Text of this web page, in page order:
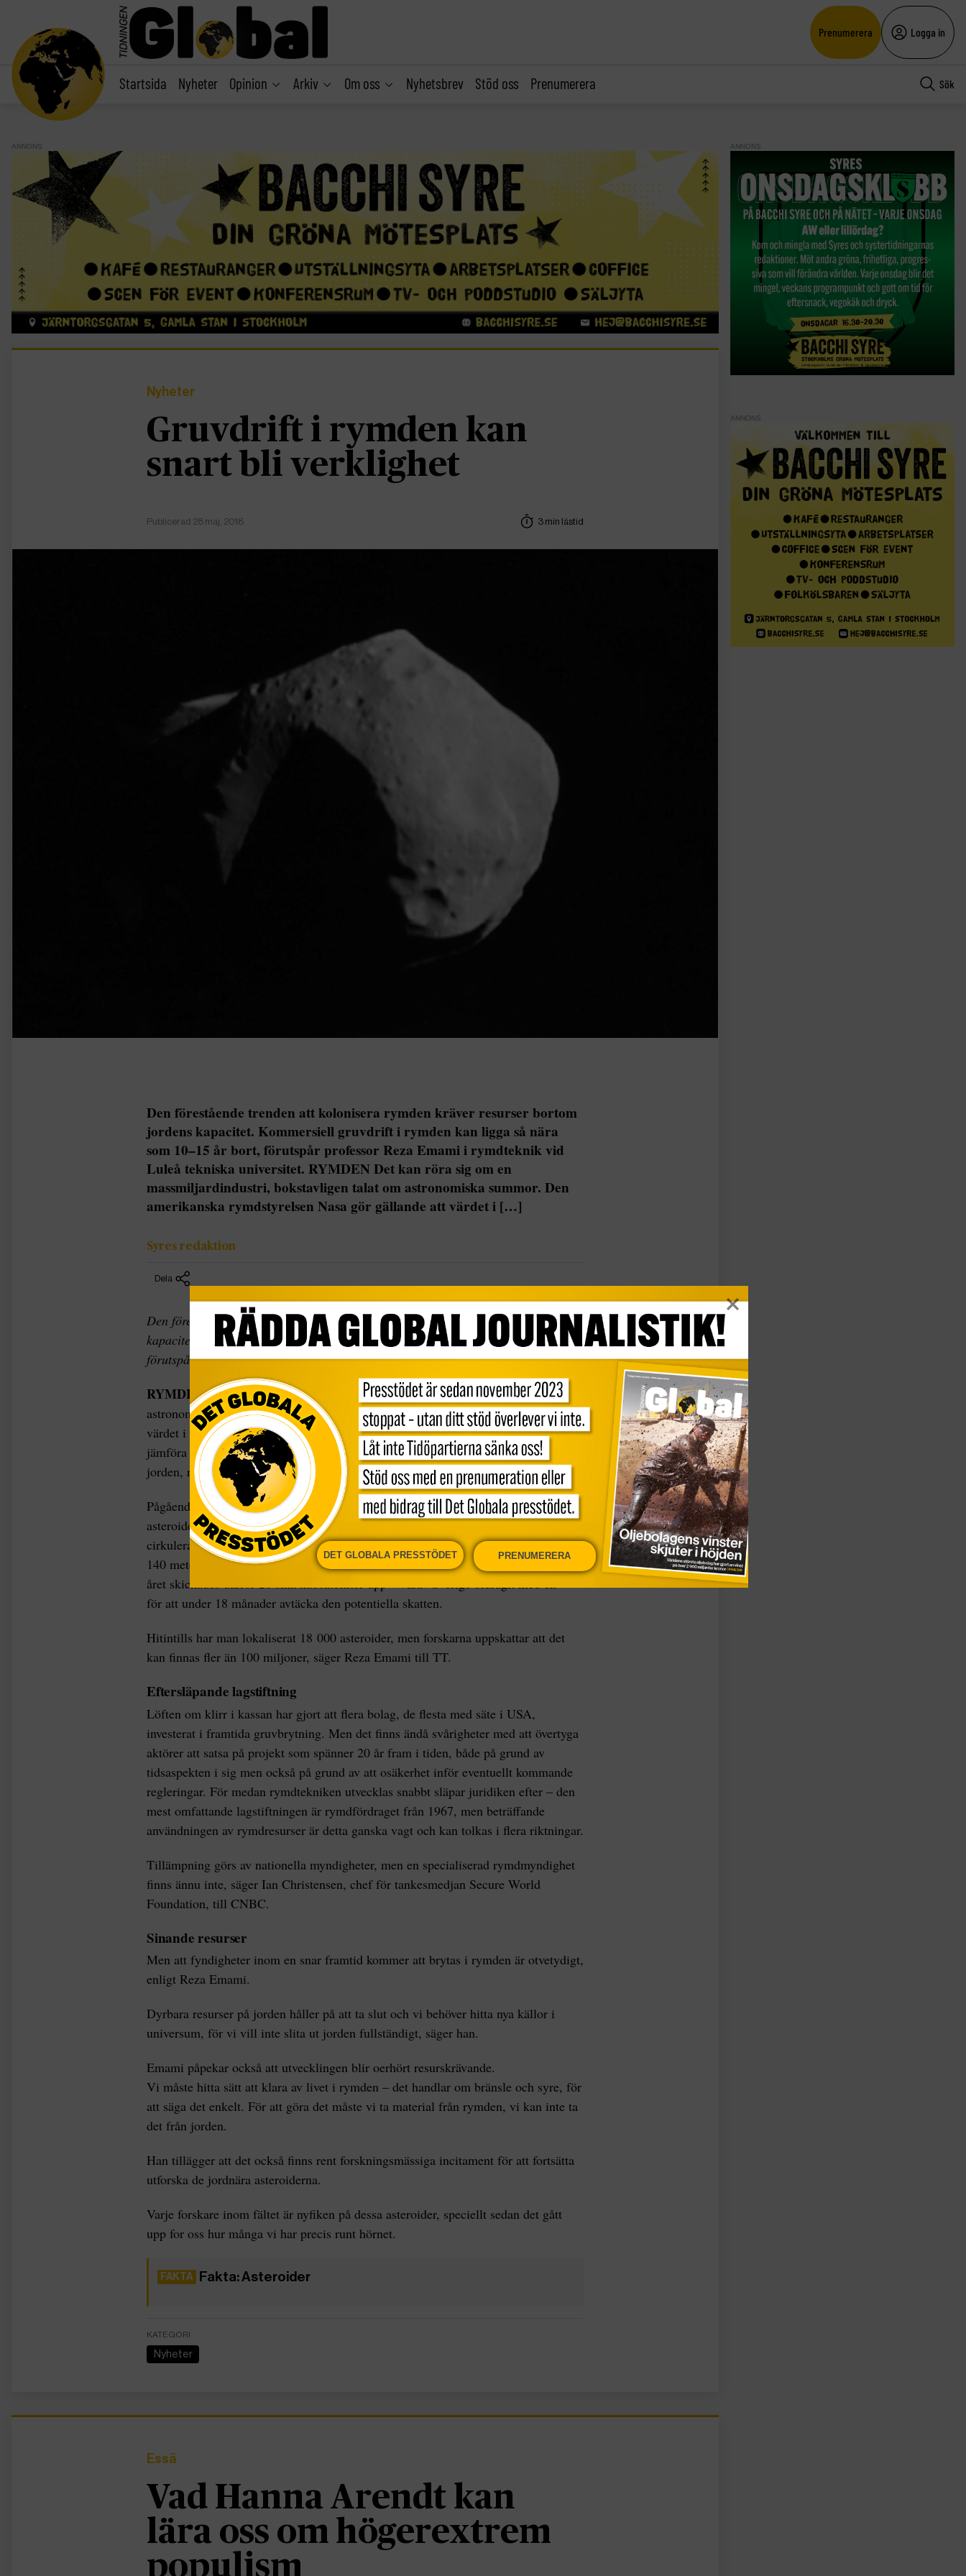
Prenumerera Logga in
Startsida Nyheter Opinion Arkiv Om oss Nyhetsbrev Stöd oss Prenumerera Sök
ANNONS
Nyheter
Gruvdrift i rymden kan
snart bli verklighet
Publicerad 28 maj, 2018 3 min lästid
Den förestående trenden att kolonisera rymden kräver resurser bortom
jordens kapacitet. Kommersiell gruvdrift i rymden kan ligga så nära
som 10–15 år bort, förutspår professor Reza Emami i rymdteknik vid
Luleå tekniska universitet. RYMDEN Det kan röra sig om en
massmiljardindustri, bokstavligen talat om astronomiska summor. Den
amerikanska rymdstyrelsen Nasa gör gällande att värdet i […]
Syres redaktion
Dela
Den förestående trenden att kolonisera rymden kräver resurser bortom jordens
kapacitet. Kommersiell gruvdrift i rymden kan ligga så nära som 10–15 år bort,
förutspår professor Reza Emami i rymdteknik vid Luleå tekniska universitet.
RYMDENDet kan röra sig om en massmiljardindustri, bokstavligen talat om
astronomiska summor. Den amerikanska rymdstyrelsen Nasa gör gällande att
värdet i de mineraler som finns i asteroidbältet mellan Jupiter och Mars är att
jämföra med den ogreppbara summan 870 miljarder kronor för varje person på
jorden, rapporterar CNBC.
Pågående forskning ser dock främst till möjligheterna att bryta fyndigheter från
asteroider som stötts ut ur det stora asteroidbältet för miljoner år sedan och nu
cirkulerar i banor närliggande jorden. Eftersom de är små, med en omkrets av 50 –
140 meter, är det svårt att upptäcka dem med markbaserade teleskop. I april förra
året skickades därför 28 små kubsatelliter upp – varav Sverige bidragit med en –
för att under 18 månader avtäcka den potentiella skatten.
Hitintills har man lokaliserat 18 000 asteroider, men forskarna uppskattar att det
kan finnas fler än 100 miljoner, säger Reza Emami till TT.
Eftersläpande lagstiftning
Löften om klirr i kassan har gjort att flera bolag, de flesta med säte i USA,
investerat i framtida gruvbrytning. Men det finns ändå svårigheter med att övertyga
aktörer att satsa på projekt som spänner 20 år fram i tiden, både på grund av
tidsaspekten i sig men också på grund av att osäkerhet inför eventuellt kommande
regleringar. För medan rymdtekniken utvecklas snabbt släpar juridiken efter – den
mest omfattande lagstiftningen är rymdfördraget från 1967, men beträffande
användningen av rymdresurser är detta ganska vagt och kan tolkas i flera riktningar.
Tillämpning görs av nationella myndigheter, men en specialiserad rymdmyndighet
finns ännu inte, säger Ian Christensen, chef för tankesmedjan Secure World
Foundation, till CNBC.
Sinande resurser
Men att fyndigheter inom en snar framtid kommer att brytas i rymden är otvetydigt,
enligt Reza Emami.
Dyrbara resurser på jorden håller på att ta slut och vi behöver hitta nya källor i
universum, för vi vill inte slita ut jorden fullständigt, säger han.
Emami påpekar också att utvecklingen blir oerhört resurskrävande.
Vi måste hitta sätt att klara av livet i rymden – det handlar om bränsle och syre, för
att säga det enkelt. För att göra det måste vi ta material från rymden, vi kan inte ta
det från jorden.
Han tillägger att det också finns rent forskningsmässiga incitament för att fortsätta
utforska de jordnära asteroiderna.
Varje forskare inom fältet är nyfiken på dessa asteroider, speciellt sedan det gått
upp for oss hur många vi har precis runt hörnet.
Fakta: Asteroider
KATEGORI
Nyheter
Essä
Vad Hanna Arendt kan
lära oss om högerextrem
populism
ANNONS
ANNONS
DET GLOBALA PRESSTÖDET PRENUMERERA